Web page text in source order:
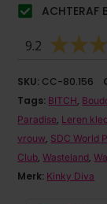
ACHTERAF
9.2
SKU: CC-80.156
Tags: BITCH,
Paradise, Leren
vrouw, SDC World
Club,Wasteland,
Merk: Kinky Diva